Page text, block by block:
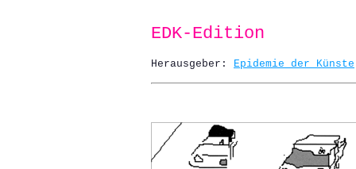
EDK-Edition
Herausgeber: Epidemie der Künste